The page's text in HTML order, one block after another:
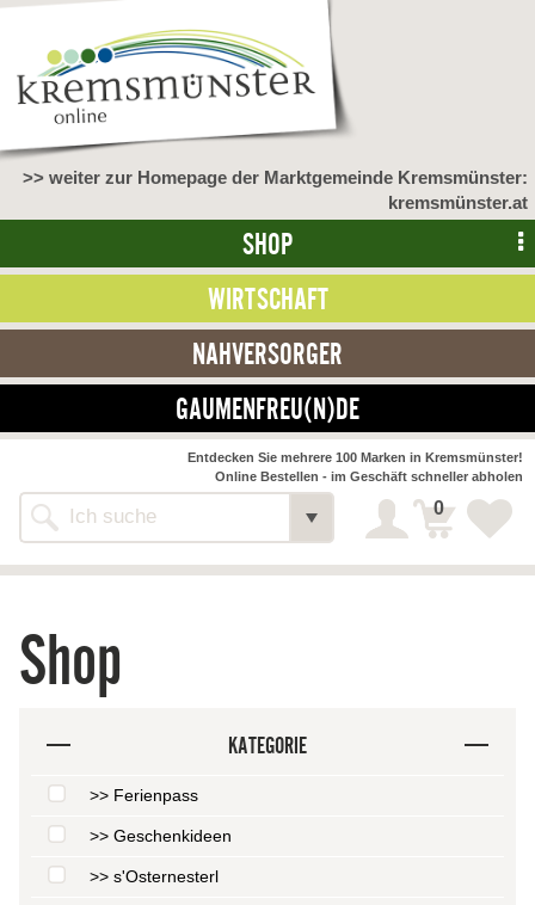
>> weiter zur Homepage der Marktgemeinde Kremsmünster:
kremsmünster.at
SHOP
WIRTSCHAFT
NAHVERSORGER
GAUMENFREU(N)DE
Shop
Entdecken Sie mehrere 100 Marken in Kremsmünster!
Online Bestellen - im Geschäft schneller abholen
0
Shop
KATEGORIE
>> Ferienpass
>> Geschenkideen
>> s'Osternesterl